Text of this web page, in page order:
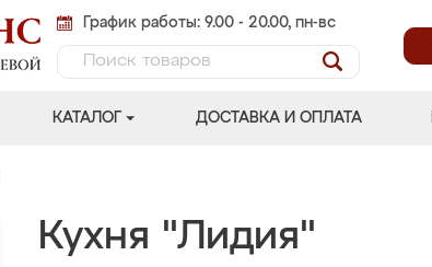
График работы: 9.00 - 20.00, пн-вс
КАТАЛОГ ДОСТАВКА И ОПЛАТА
Кухня "Лидия"